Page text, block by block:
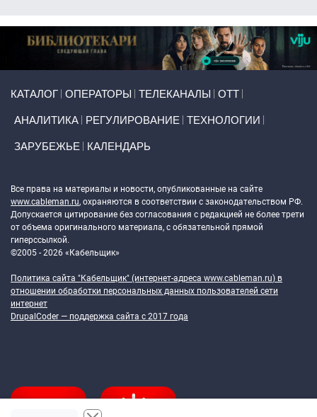
КАТАЛОГ ОПЕРАТОРЫ ТЕЛЕКАНАЛЫ ОТТ
АНАЛИТИКА РЕГУЛИРОВАНИЕ ТЕХНОЛОГИИ
ЗАРУБЕЖЬЕ КАЛЕНДАРЬ
Все права на материалы и новости, опубликованные на сайте
www.cableman.ru, охраняются в соответствии с законодательством РФ.
Допускается цитирование без согласования с редакцией не более трети
от объема оригинального материала, с обязательной прямой
гиперссылкой.
©2005 - 2026 «Кабельщик»
Политика сайта "Кабельщик" (интернет-адреса www.cableman.ru) в
отношении обработки персональных данных пользователей сети
интернет
DrupalCoder — поддержка сайта c 2017 года